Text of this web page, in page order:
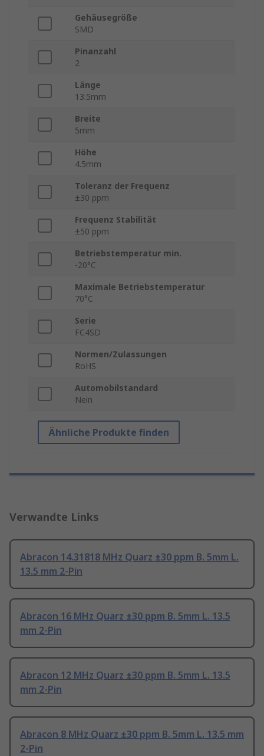
Gehäusegröße
SMD
Pinanzahl
2
Länge
13.5mm
Breite
5mm
Höhe
4.5mm
Toleranz der Frequenz
±30 ppm
Frequenz Stabilität
±50 ppm
Betriebstemperatur min.
-20°C
Maximale Betriebstemperatur
70°C
Serie
FC4SD
Normen/Zulassungen
RoHS
Automobilstandard
Nein
Ähnliche Produkte finden
Verwandte Links
Abracon 14.31818 MHz Quarz ±30 ppm B. 5mm L.
13.5 mm 2-Pin
Abracon 16 MHz Quarz ±30 ppm B. 5mm L. 13.5
mm 2-Pin
Abracon 12 MHz Quarz ±30 ppm B. 5mm L. 13.5
mm 2-Pin
Abracon 8 MHz Quarz ±30 ppm B. 5mm L. 13.5 mm
2-Pin